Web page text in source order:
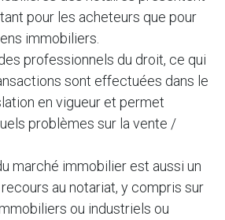
pour les acheteurs que pour
immobiliers.
professionnels du droit, ce qui
sont effectuées dans le
en vigueur et permet
problèmes sur la vente /
marché immobilier est aussi un
au notariat, y compris sur
ou industriels ou